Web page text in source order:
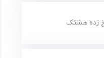
زده هشتک